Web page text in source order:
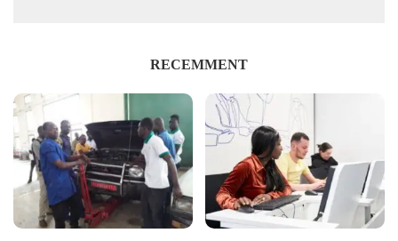
RECEMMENT